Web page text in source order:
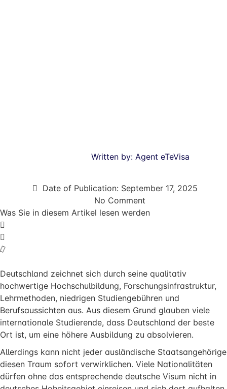
Written by:Agent eTeVisa
Date of Publication: September 17, 2025
No Comment
Was Sie in diesem Artikel lesen werden
Deutschland zeichnet sich durch seine qualitativ
hochwertige Hochschulbildung, Forschungsinfrastruktur,
Lehrmethoden, niedrigen Studiengebühren und
Berufsaussichten aus. Aus diesem Grund glauben viele
internationale Studierende, dass Deutschland der beste
Ort ist, um eine höhere Ausbildung zu absolvieren.
Allerdings kann nicht jeder ausländische Staatsangehörige
diesen Traum sofort verwirklichen. Viele Nationalitäten
dürfen ohne das entsprechende deutsche Visum nicht in